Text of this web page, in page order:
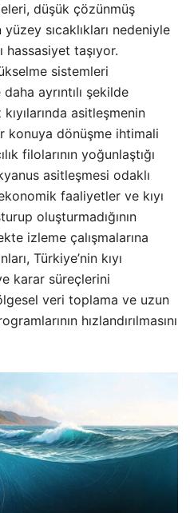
düşük çözünmüş
sıcaklıkları nedeniyle
hassasiyet taşıyor.
sistemleri
ayrıntılı şekilde
asitleşmenin
konuya dönüşme ihtimali
filolarının yoğunlaştığı
asitleşmesi odaklı
faaliyetler ve kıyı
oluşturmadığının
izleme çalışmalarına
Türkiye’nin kıyı
karar süreçlerini
veri toplama ve uzun
hızlandırılmasını